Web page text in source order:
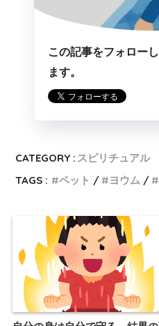
この記事をフォロー
ます。
CATEGORY : スピリチュアル
TAGS :
ペット ヨウム